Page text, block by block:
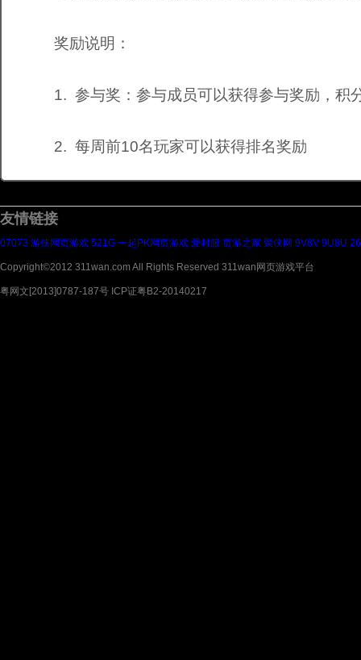
奖励说明：
1. 参与奖：参与成员可以获得参与奖励，积
2. 每周前10名玩家可以获得排名奖励
友情链接
07073 游侠网页游戏 521G 一起PK网页游戏 爱村服 页游之家 聚侠网 9V8V 9U8U
Copyright©2012 311wan.com All Rights Reserved 311wan网页游戏平台
粤网文[2013]0787-187号 ICP证粤B2-20140217